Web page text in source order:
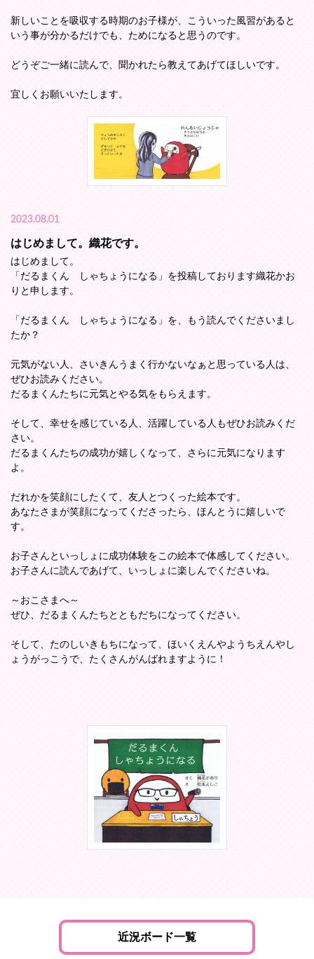
新しいことを吸収する時期のお子様が、こういった風習があると
いう事が分かるだけでも、ためになると思うのです。
どうぞご一緒に読んで、聞かれたら教えてあげてほしいです。
宜しくお願いいたします。
2023.08.01
はじめまして。織花です。
はじめまして。
「だるまくん しゃちょうになる」を投稿しております織花かお
りと申します。
「だるまくん しゃちょうになる」を、もう読んでくださいまし
たか？
元気がない人、さいきんうまく行かないなぁと思っている人は、
ぜひお読みください。
だるまくんたちに元気とやる気をもらえます。
そして、幸せを感じている人、活躍している人もぜひお読みくだ
さい。
だるまくんたちの成功が嬉しくなって、さらに元気になります
よ。
だれかを笑顔にしたくて、友人とつくった絵本です。
あなたさまが笑顔になってくださったら、ほんとうに嬉しいで
す。
お子さんといっしょに成功体験をこの絵本で体感してください。
お子さんに読んであげて、いっしょに楽しんでくださいね。
～おこさまへ～
ぜひ、だるまくんたちとともだちになってください。
そして、たのしいきもちになって、ほいくえんやようちえんやし
ょうがっこうで、たくさんがんばれますように！
近況ボード一覧